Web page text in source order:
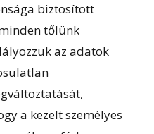
biztosított
tőlünk
az adatok
a kezelt személyes